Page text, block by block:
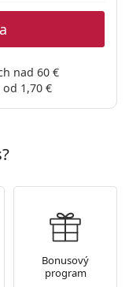
nad 60 €
1,70 €
Bonusový
program